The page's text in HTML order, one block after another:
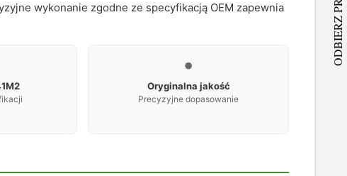
wykonanie zgodne ze specyfikacją OEM zapewnia

Oryginalna jakość
Precyzyjne dopasowanie